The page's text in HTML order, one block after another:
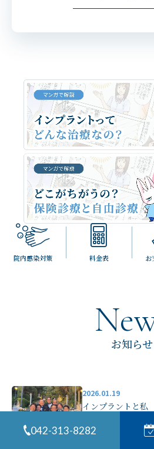
院内感染対策 料金表 お
お知らせ
2026.01.19
インプラントと私
042-313-8282